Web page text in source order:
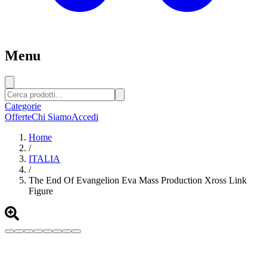
Menu
Categorie
OfferteChi SiamoAccedi
Home
/
ITALIA
/
The End Of Evangelion Eva Mass Production Xross Link
Figure